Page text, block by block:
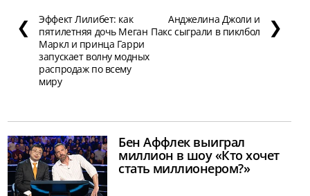
❮
Эффект Лилибет: как
пятилетняя дочь Меган
Маркл и принца Гарри
запускает волну модных
распродаж по всему
миру
Анджелина Джоли и
Пакс сыграли в пиклбол
❯
Бен Аффлек выиграл
миллион в шоу «Кто хочет
стать миллионером?»